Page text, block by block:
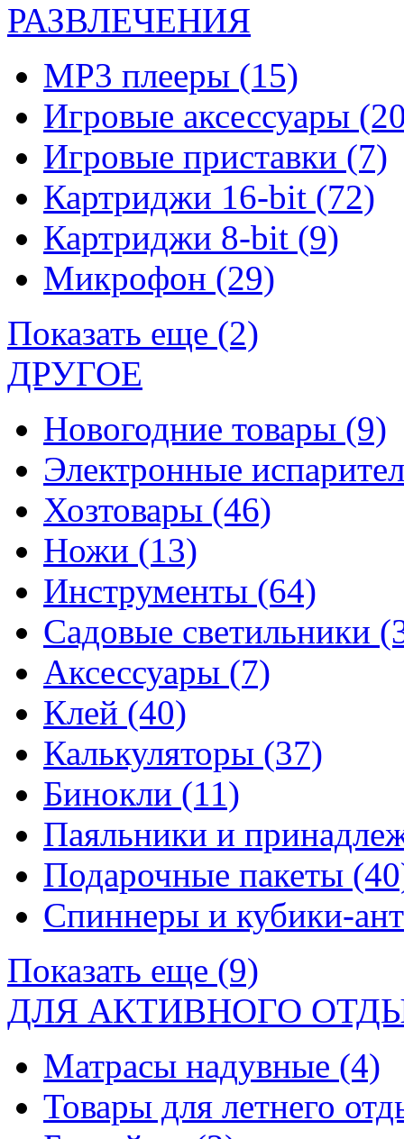
РАЗВЛЕЧЕНИЯ
MP3 плееры (15)
Игровые аксессуары
Игровые приставки (7)
Картриджи 16-bit (72)
Картриджи 8-bit (9)
Микрофон (29)
Показать еще (2)
ДРУГОЕ
Новогодние товары (9)
Электронные
Хозтовары (46)
Ножи (13)
Инструменты (64)
Садовые светильники
Аксессуары (7)
Клей (40)
Калькуляторы (37)
Бинокли (11)
Паяльники и
Подарочные пакеты
Спиннеры и кубики-
Показать еще (9)
ДЛЯ АКТИВНОГО
Матрасы надувные (4)
Товары для летнего